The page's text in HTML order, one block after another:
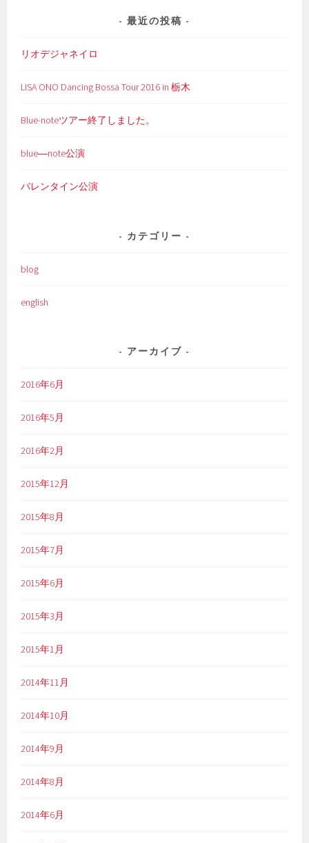
最近の投稿
リオデジャネイロ
LISA ONO Dancing Bossa Tour 2016 in 栃木
Blue-noteツアー終了しました。
blue―note公演
バレンタイン公演
カテゴリー
blog
english
アーカイブ
2016年6月
2016年5月
2016年2月
2015年12月
2015年8月
2015年7月
2015年6月
2015年3月
2015年1月
2014年11月
2014年10月
2014年9月
2014年8月
2014年6月